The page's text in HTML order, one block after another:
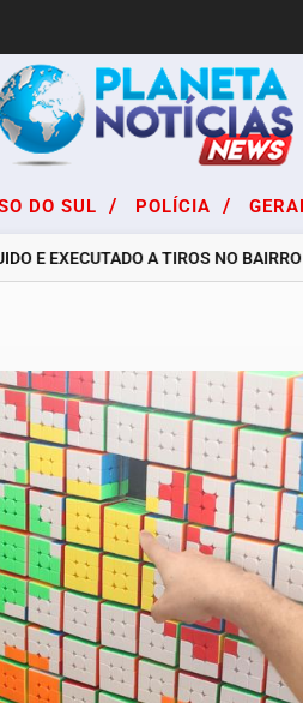
DO SUL / POLÍCIA /
EXECUTADO A TIROS NO BAIRRO